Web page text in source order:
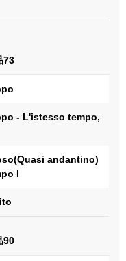
73
- L'istesso tempo,
andantino)
I
90